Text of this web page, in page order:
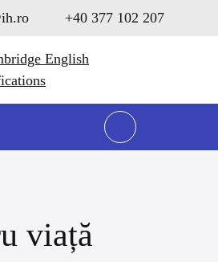
+40 377 102 207
viață